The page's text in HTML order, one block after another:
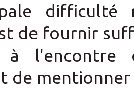
de fournir
à l'encontre
de